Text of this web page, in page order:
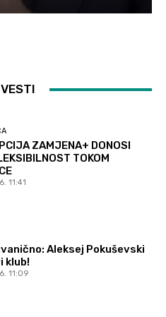
ZAMJENA+ DONOSI
TOKOM
11:41
Aleksej Pokuševski
klub!
11:09